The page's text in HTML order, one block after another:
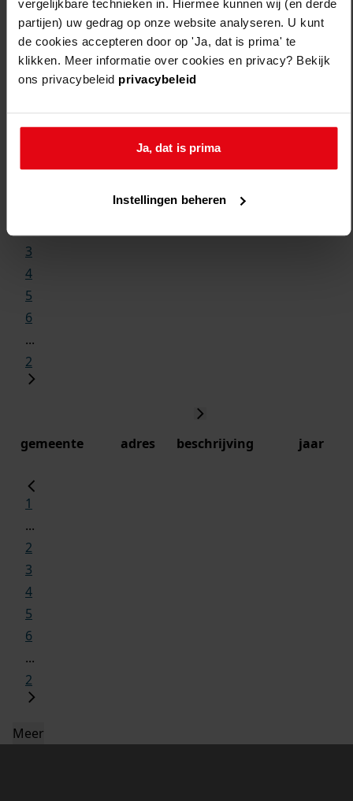
vergelijkbare technieken in. Hiermee kunnen wij (en derde
partijen) uw gedrag op onze website analyseren. U kunt
de cookies accepteren door op 'Ja, dat is prima' te
klikken. Meer informatie over cookies en privacy? Bekijk
ons privacybeleid privacybeleid
Ja, dat is prima
Instellingen beheren
3
4
5
6
...
2
gemeente adres beschrijving jaar
1
...
2
3
4
5
6
...
2
Meer